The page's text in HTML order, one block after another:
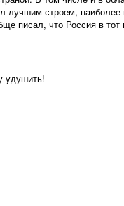
лучшим строем,
писал, что Россия в
удушить!